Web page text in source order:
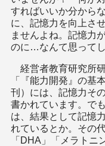
すればいいか分から
に、記憶力を向上さ
ませんよね。記憶力
のに…なんて思って
経営者教育研究所
「『能力開発』の基
刊）には、記憶力そ
書かれています。で
は、結果として記憶
れているとか。その
「DHA」「メラトニ